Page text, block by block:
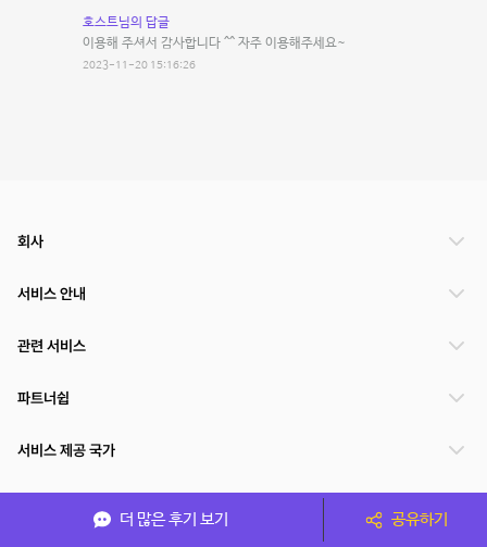
호스트님의 답글
이용해 주셔서 감사합니다 ^^ 자주 이용해주세요~
2023-11-20 15:16:26
더 많은 후기 보기 공유하기
회사
서비스 안내
관련 서비스
파트너쉽
서비스 제공 국가
(주)NSPACE 사업자정보